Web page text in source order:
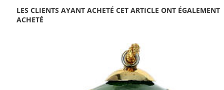
LES CLIENTS AYANT ACHETÉ CET ARTICLE ONT ÉGALEMENT
ACHETÉ